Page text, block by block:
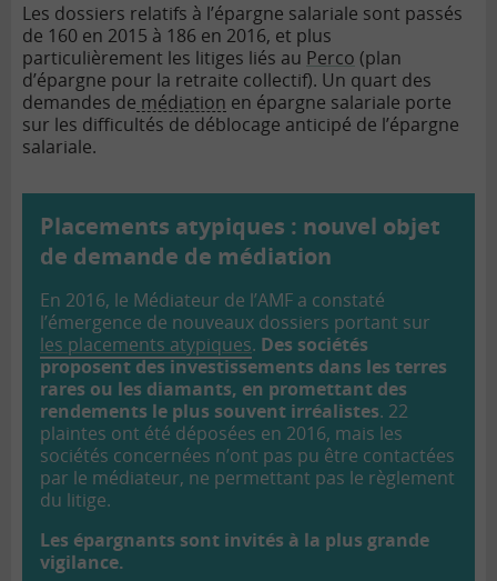
Les dossiers relatifs à l’épargne salariale sont passés
de 160 en 2015 à 186 en 2016, et plus
particulièrement les litiges liés au Perco (plan
d’épargne pour la retraite collectif). Un quart des
demandes de médiation en épargne salariale porte
sur les difficultés de déblocage anticipé de l’épargne
salariale.
Placements atypiques : nouvel objet
de demande de médiation
En 2016, le Médiateur de l’AMF a constaté
l’émergence de nouveaux dossiers portant sur
les placements atypiques. Des sociétés
proposent des investissements dans les terres
rares ou les diamants, en promettant des
rendements le plus souvent irréalistes. 22
plaintes ont été déposées en 2016, mais les
sociétés concernées n’ont pas pu être contactées
par le médiateur, ne permettant pas le règlement
du litige.
Les épargnants sont invités à la plus grande
vigilance.